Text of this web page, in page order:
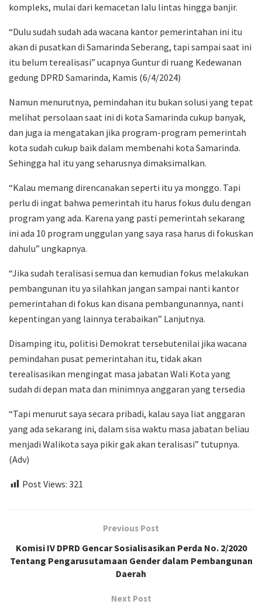
kompleks, mulai dari kemacetan lalu lintas hingga banjir.
“Dulu sudah sudah ada wacana kantor pemerintahan ini itu
akan di pusatkan di Samarinda Seberang, tapi sampai saat ini
itu belum terealisasi” ucapnya Guntur di ruang Kedewanan
gedung DPRD Samarinda, Kamis (6/4/2024)
Namun menurutnya, pemindahan itu bukan solusi yang tepat
melihat persolaan saat ini di kota Samarinda cukup banyak,
dan juga ia mengatakan jika program-program pemerintah
kota sudah cukup baik dalam membenahi kota Samarinda.
Sehingga hal itu yang seharusnya dimaksimalkan.
“Kalau memang direncanakan seperti itu ya monggo. Tapi
perlu di ingat bahwa pemerintah itu harus fokus dulu dengan
program yang ada. Karena yang pasti pemerintah sekarang
ini ada 10 program unggulan yang saya rasa harus di fokuskan
dahulu” ungkapnya.
“Jika sudah teralisasi semua dan kemudian fokus melakukan
pembangunan itu ya silahkan jangan sampai nanti kantor
pemerintahan di fokus kan disana pembangunannya, nanti
kepentingan yang lainnya terabaikan” Lanjutnya.
Disamping itu, politisi Demokrat tersebutenilai jika wacana
pemindahan pusat pemerintahan itu, tidak akan
terealisasikan mengingat masa jabatan Wali Kota yang
sudah di depan mata dan minimnya anggaran yang tersedia
“Tapi menurut saya secara pribadi, kalau saya liat anggaran
yang ada sekarang ini, dalam sisa waktu masa jabatan beliau
menjadi Walikota saya pikir gak akan teralisasi” tutupnya.
(Adv)
Post Views: 321
Previous Post
Komisi IV DPRD Gencar Sosialisasikan Perda No. 2/2020
Tentang Pengarusutamaan Gender dalam Pembangunan
Daerah
Next Post